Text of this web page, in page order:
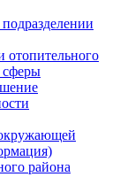
отопительного
района